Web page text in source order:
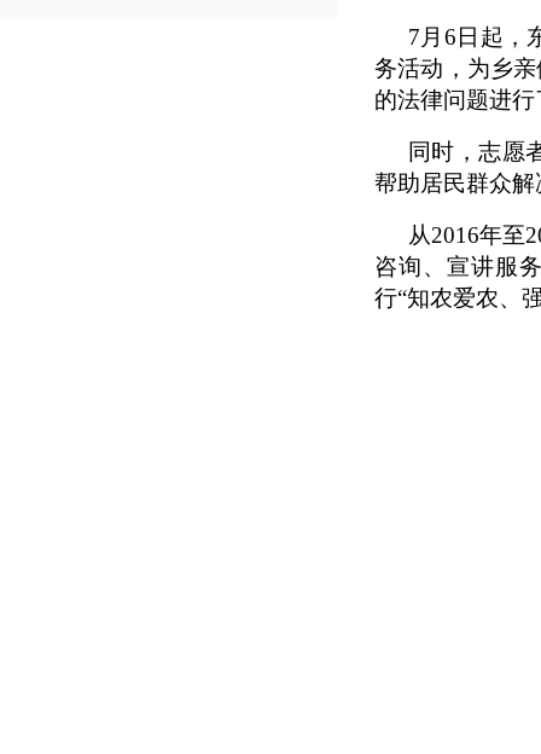
7月6日起，
务活动，为乡
的法律问题进
同时，志愿
帮助居民群众
从2016年至
咨询、宣讲服
行“知农爱农、